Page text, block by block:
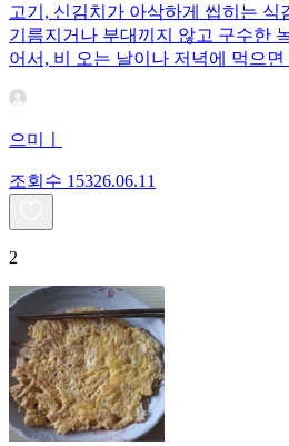
고기, 신김치가 아삭하게 씹히는 식
기름지거나 부대끼지 않고 구수한
어서, 비 오는 날이나 저녁에 먹으면
으미ㅣ
조회수 15326.06.11
2